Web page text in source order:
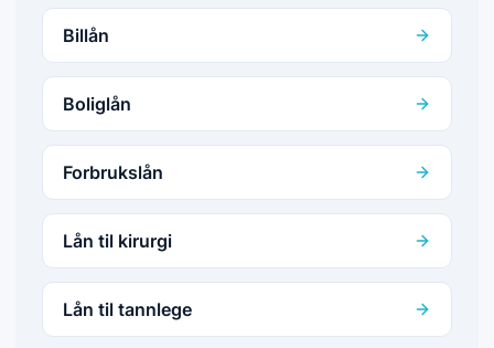
Billån
Boliglån
Forbrukslån
Lån til kirurgi
Lån til tannlege